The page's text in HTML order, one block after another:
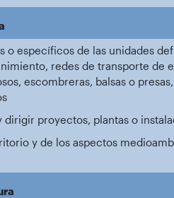
específicos de las unidades
redes de transporte de
escombreras, balsas o
proyectos, plantas o
y de los aspectos